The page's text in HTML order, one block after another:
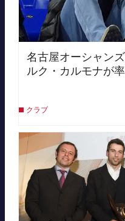
名古屋オーシャン
ルク・カルモナが
クラブ